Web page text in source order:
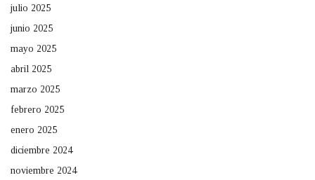
julio 2025
junio 2025
mayo 2025
abril 2025
marzo 2025
febrero 2025
enero 2025
diciembre 2024
noviembre 2024